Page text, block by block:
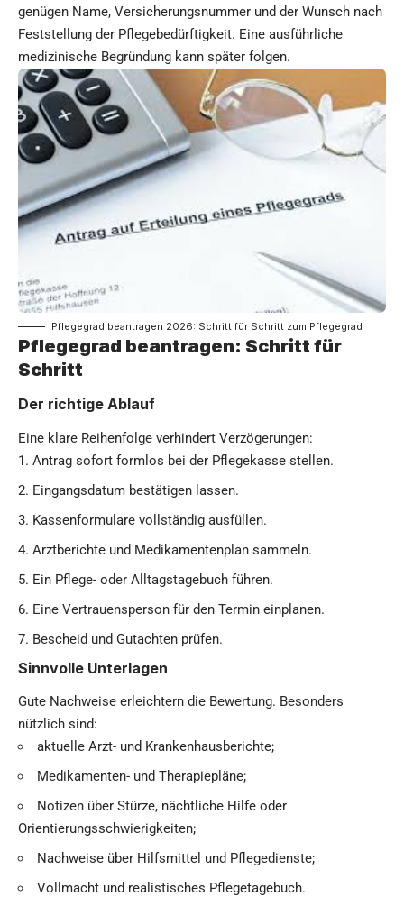
genügen Name, Versicherungsnummer und der Wunsch nach
Feststellung der Pflegebedürftigkeit. Eine ausführliche
medizinische Begründung kann später folgen.
Pflegegrad beantragen 2026: Schritt für Schritt zum Pflegegrad
Pflegegrad beantragen: Schritt für
Schritt
Der richtige Ablauf
Eine klare Reihenfolge verhindert Verzögerungen:
Antrag sofort formlos bei der Pflegekasse stellen.
Eingangsdatum bestätigen lassen.
Kassenformulare vollständig ausfüllen.
Arztberichte und Medikamentenplan sammeln.
Ein Pflege- oder Alltagstagebuch führen.
Eine Vertrauensperson für den Termin einplanen.
Bescheid und Gutachten prüfen.
Sinnvolle Unterlagen
Gute Nachweise erleichtern die Bewertung. Besonders
nützlich sind:
aktuelle Arzt- und Krankenhausberichte;
Medikamenten- und Therapiepläne;
Notizen über Stürze, nächtliche Hilfe oder
Orientierungsschwierigkeiten;
Nachweise über Hilfsmittel und Pflegedienste;
Vollmacht und realistisches Pflegetagebuch.